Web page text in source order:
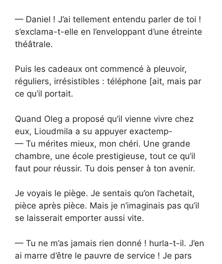
— Daniel ! J’ai tellement entendu parler de toi !
s’exclama-t-elle en l’enveloppant d’une étreinte
théâtrale.
Puis les cadeaux ont commencé à pleuvoir,
réguliers, irrésistibles : téléphone [ait, mais par
ce qu’il portait.
Quand Oleg a proposé qu’il vienne vivre chez
eux, Lioudmila a su appuyer exactemp-
— Tu mérites mieux, mon chéri. Une grande
chambre, une école prestigieuse, tout ce qu’il
faut pour réussir. Tu dois penser à ton avenir.
Je voyais le piège. Je sentais qu’on l’achetait,
pièce après pièce. Mais je n’imaginais pas qu’il
se laisserait emporter aussi vite.
— Tu ne m’as jamais rien donné ! hurla-t-il. J’en
ai marre d’être le pauvre de service ! Je pars